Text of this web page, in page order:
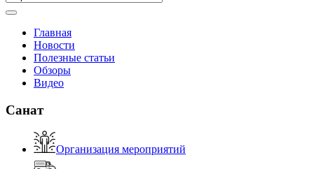
Главная
Новости
Полезные статьи
Обзоры
Видео
Санат
Организация мероприятий